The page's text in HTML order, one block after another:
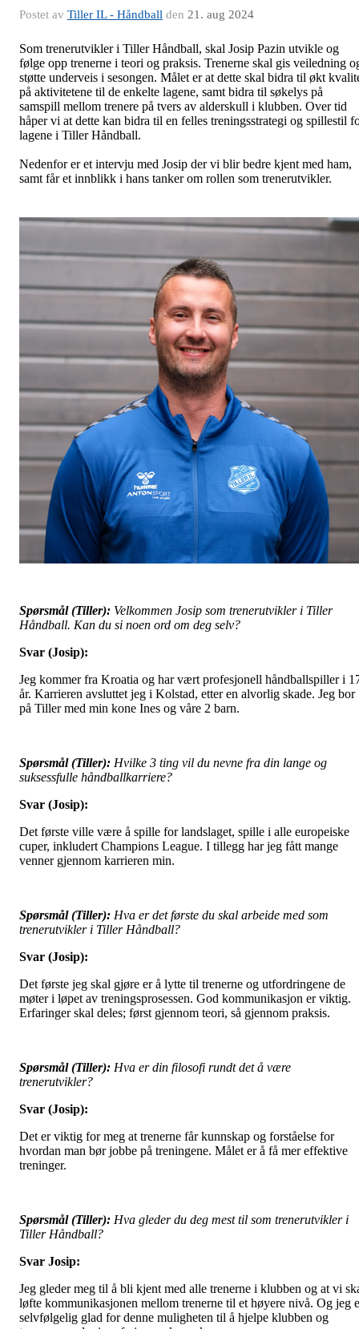
Postet av Tiller IL - Håndball den 21. aug 2024
Som trenerutvikler i Tiller Håndball, skal Josip Pazin utvikle og
følge opp trenerne i teori og praksis. Trenerne skal gis veiledning
støtte underveis i sesongen. Målet er at dette skal bidra til økt
på aktivitetene til de enkelte lagene, samt bidra til søkelys på
samspill mellom trenere på tvers av alderskull i klubben. Over tid
håper vi at dette kan bidra til en felles treningsstrategi og spillestil
lagene i Tiller Håndball.
Nedenfor er et intervju med Josip der vi blir bedre kjent med ham,
samt får et innblikk i hans tanker om rollen som trenerutvikler.
Spørsmål (Tiller): Velkommen Josip som trenerutvikler i Tiller
Håndball. Kan du si noen ord om deg selv?
Svar (Josip):
Jeg kommer fra Kroatia og har vært profesjonell håndballspiller i
år. Karrieren avsluttet jeg i Kolstad, etter en alvorlig skade. Jeg bor
på Tiller med min kone Ines og våre 2 barn.
Spørsmål (Tiller): Hvilke 3 ting vil du nevne fra din lange og
suksessfulle håndballkarriere?
Svar (Josip):
Det første ville være å spille for landslaget, spille i alle europeiske
cuper, inkludert Champions League. I tillegg har jeg fått mange
venner gjennom karrieren min.
Spørsmål (Tiller): Hva er det første du skal arbeide med som
trenerutvikler i Tiller Håndball?
Svar (Josip):
Det første jeg skal gjøre er å lytte til trenerne og utfordringene de
møter i løpet av treningsprosessen. God kommunikasjon er viktig.
Erfaringer skal deles; først gjennom teori, så gjennom praksis.
Spørsmål (Tiller): Hva er din filosofi rundt det å være
trenerutvikler?
Svar (Josip):
Det er viktig for meg at trenerne får kunnskap og forståelse for
hvordan man bør jobbe på treningene. Målet er å få mer effektive
treninger.
Spørsmål (Tiller): Hva gleder du deg mest til som trenerutvikler i
Tiller Håndball?
Svar Josip:
Jeg gleder meg til å bli kjent med alle trenerne i klubben og at vi
løfte kommunikasjonen mellom trenerne til et høyere nivå. Og jeg
selvfølgelig glad for denne muligheten til å hjelpe klubben og